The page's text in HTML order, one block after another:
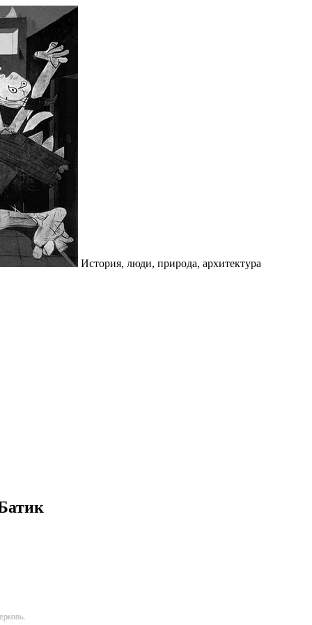
История, люди, природа, архитектура